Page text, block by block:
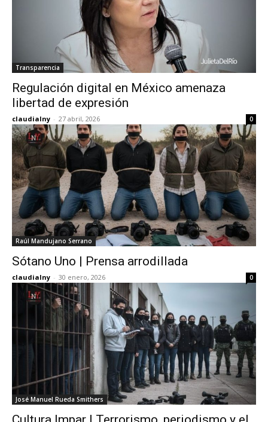
Transparencia
Regulación digital en México amenaza
libertad de expresión
claudialny - 27 abril, 2026 0
Raúl Mandujano Serrano
Sótano Uno | Prensa arrodillada
claudialny - 30 enero, 2026 0
José Manuel Rueda Smithers